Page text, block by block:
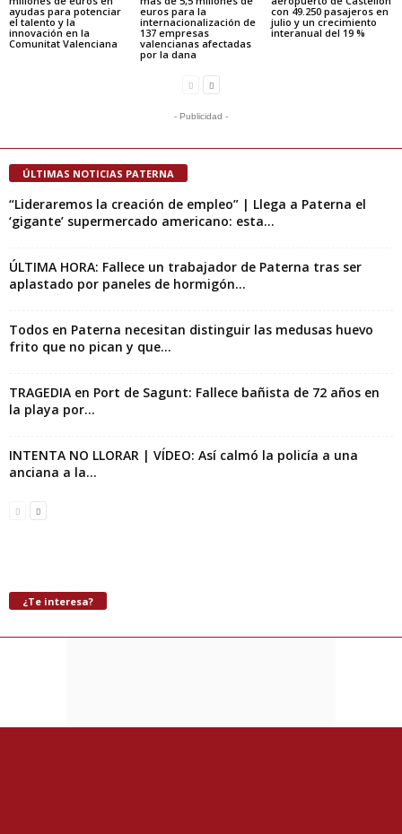
ayudas para potenciar
el talento y la
innovación en la
Comunitat Valenciana
euros para la
internacionalización de
137 empresas
valencianas afectadas
por la dana
con 49.250 pasajeros en
julio y un crecimiento
interanual del 19 %
- Publicidad -
ÚLTIMAS NOTICIAS PATERNA
“Lideraremos la creación de empleo” | Llega a Paterna el
‘gigante’ supermercado americano: esta...
ÚLTIMA HORA: Fallece un trabajador de Paterna tras ser
aplastado por paneles de hormigón...
Todos en Paterna necesitan distinguir las medusas huevo
frito que no pican y que...
TRAGEDIA en Port de Sagunt: Fallece bañista de 72 años en
la playa por...
INTENTA NO LLORAR | VÍDEO: Así calmó la policía a una
anciana a la...
¿Te interesa?